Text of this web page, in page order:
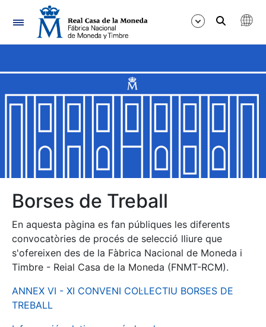
Navegació
Mostra/Amaga
Mostra/Amaga
Mostra/Amaga
Mostra/Amaga
Mostra/Amaga
Borses de Treball
En aquesta pàgina es fan públiques les diferents
convocatòries de procés de selecció lliure que
s'ofereixen des de la Fàbrica Nacional de Moneda i
Timbre - Reial Casa de la Moneda (FNMT-RCM).
ANNEX VI - XI CONVENI COL·LECTIU BORSES DE
TREBALL